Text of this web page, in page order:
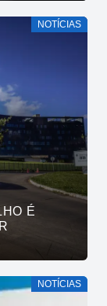
NOTÍCIAS
É
NOTÍCIAS